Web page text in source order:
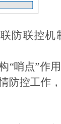
防联控机
哨点”作
防控工作